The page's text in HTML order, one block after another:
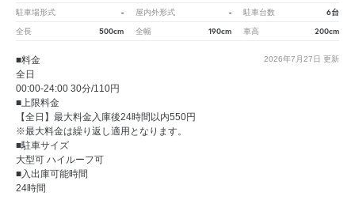
駐車場形式 - 屋内外形式 - 駐車台数 6台
全長 500cm 全幅 190cm 車高 200cm
2026年7月27日 更新
■料金
全日
00:00-24:00 30分/110円
■上限料金
【全日】最大料金入庫後24時間以内550円
※最大料金は繰り返し適用となります。
■駐車サイズ
大型可 ハイルーフ可
■入出庫可能時間
24時間